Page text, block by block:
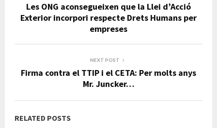
Les ONG aconsegueixen que la Llei d’Acció
Exterior incorpori respecte Drets Humans per
empreses
NEXT POST
Firma contra el TTIP i el CETA: Per molts anys
Mr. Juncker…
RELATED POSTS